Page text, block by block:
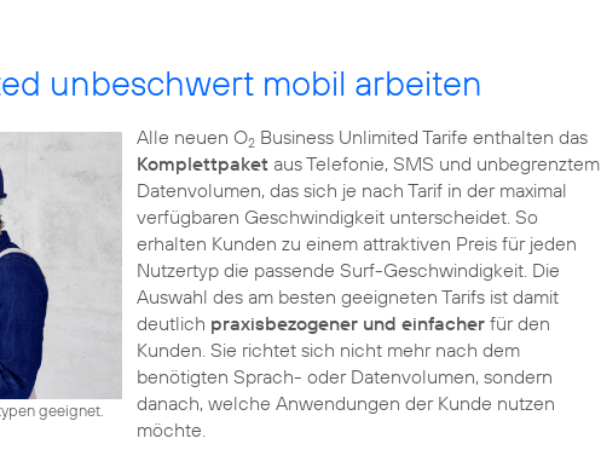
unbeschwert mobil arbeiten
geeignet.
Alle neuen O2Business Unlimited Tarife enthalten das
Komplettpaket aus Telefonie, SMS und unbegrenztem
Datenvolumen, das sich je nach Tarif in der maximal
verfügbaren Geschwindigkeit unterscheidet. So
erhalten Kunden zu einem attraktiven Preis für jeden
Nutzertyp die passende Surf-Geschwindigkeit. Die
Auswahl des am besten geeigneten Tarifs ist damit
deutlich praxisbezogener und einfacherfür den
Kunden. Sie richtet sich nicht mehr nach dem
benötigten Sprach- oder Datenvolumen, sondern
danach, welche Anwendungen der Kunde nutzen
möchte.